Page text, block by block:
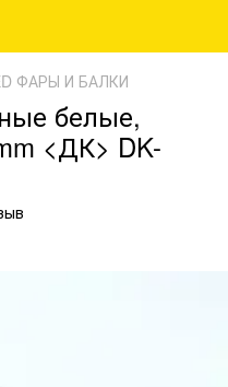
ФАРЫ И БАЛКИ
белые,
<ДК> DK-